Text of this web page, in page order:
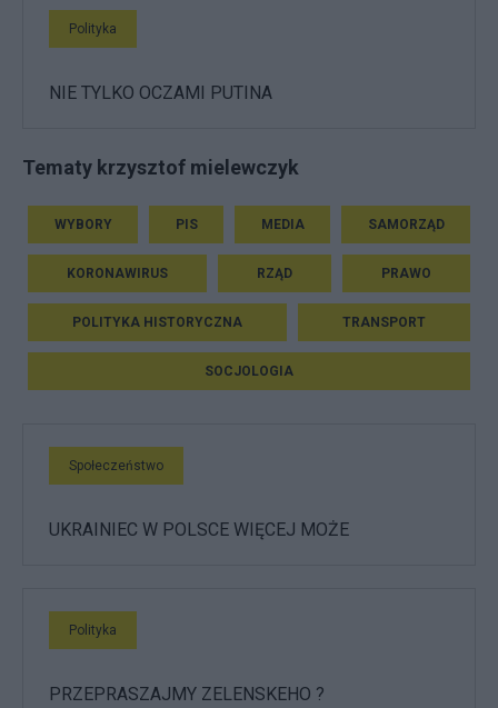
Polityka
NIE TYLKO OCZAMI PUTINA
Tematy krzysztof mielewczyk
WYBORY PIS MEDIA SAMORZĄD
KORONAWIRUS RZĄD PRAWO
POLITYKA HISTORYCZNA TRANSPORT
SOCJOLOGIA
Społeczeństwo
UKRAINIEC W POLSCE WIĘCEJ MOŻE
Polityka
PRZEPRASZAJMY ZELENSKEHO ?